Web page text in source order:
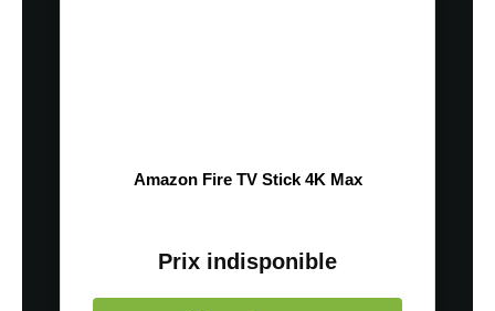
Amazon Fire TV Stick 4K Max
Prix indisponible